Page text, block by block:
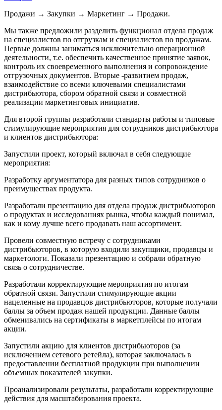
Продажи → Закупки → Маркетинг → Продажи.
Мы также предложили разделить функционал отдела продаж
на специалистов по отгрузкам и специалистов по продажам.
Первые должны заниматься исключительно операционной
деятельности, т.е. обеспечить качественное принятие заявок,
контроль их своевременного выполнения и сопровождение
отгрузочных документов. Вторые -развитием продаж,
взаимодействие со всеми ключевыми специалистами
дистрибьютора, сбором обратной связи и совместной
реализации маркетинговых инициатив.
Для второй группы разработали стандарты работы и типовые
стимулирующие мероприятия для сотрудников дистрибьютора
и клиентов дистрибьютора:
Запустили проект, который включал в себя следующие
мероприятия:
Разработку аргументатора для разных типов сотрудников о
преимуществах продукта.
Разработали презентацию для отдела продаж дистрибьюторов
о продуктах и исследованиях рынка, чтобы каждый понимал,
как и кому лучше всего продавать наш ассортимент.
Провели совместную встречу с сотрудниками
дистрибьюторов, в которую входили закупщики, продавцы и
маркетологи. Показали презентацию и собрали обратную
связь о сотрудничестве.
Разработали корректирующие мероприятия по итогам
обратной связи. Запустили стимулирующие акции
нацеленные на продавцов дистрибьюторов, которые получали
баллы за объем продаж нашей продукции. Данные баллы
обменивались на сертификаты в маркетплейсы по итогам
акции.
Запустили акцию для клиентов дистрибьюторов (за
исключением сетевого ретейла), которая заключалась в
предоставлении бесплатной продукции при выполнении
объемных показателей закупки.
Проанализировали результаты, разработали корректирующие
действия для масштабирования проекта.